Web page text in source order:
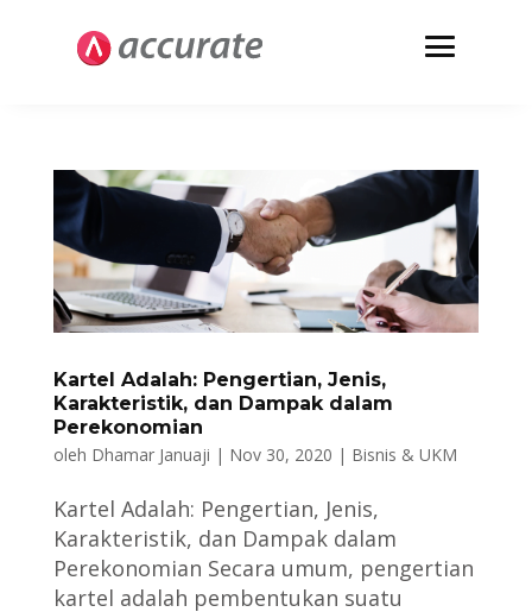
Kartel Adalah: Pengertian, Jenis,
Karakteristik, dan Dampak dalam
Perekonomian
oleh Dhamar Januaji | Nov 30, 2020 | Bisnis & UKM
Kartel Adalah: Pengertian, Jenis,
Karakteristik, dan Dampak dalam
Perekonomian Secara umum, pengertian
kartel adalah pembentukan suatu